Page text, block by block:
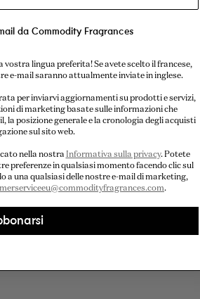
da Commodity Fragrances
lingua preferita! Se avete scelto il francese,
e-mail saranno attualmente inviate in inglese.
per inviarvi aggiornamenti su prodotti e servizi,
di marketing basate sulle informazioni che
la posizione generale e la cronologia degli acquisti
sul sito web.
nella nostra Informativa sulla privacy. Potete
preferenze in qualsiasi momento facendo clic sul
a una qualsiasi delle nostre e-mail di marketing,
.